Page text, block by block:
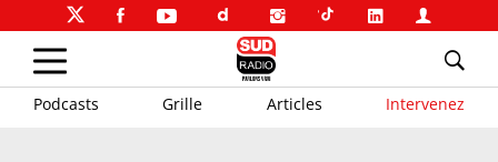
Podcasts Grille Articles Intervenez